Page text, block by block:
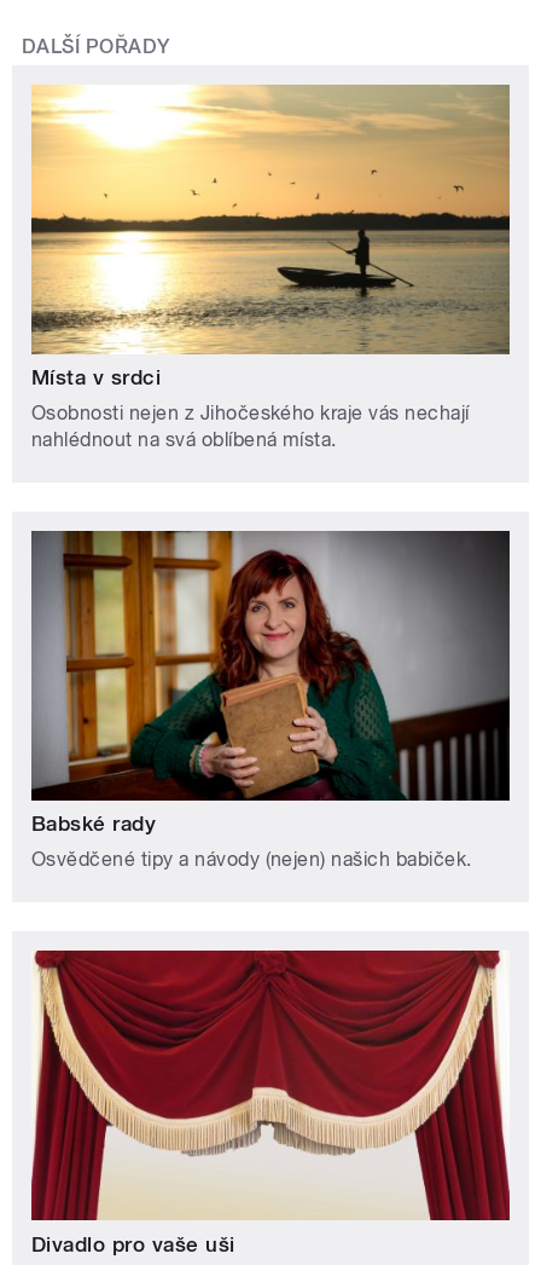
DALŠÍ POŘADY
Místa v srdci
Osobnosti nejen z Jihočeského kraje vás nechají
nahlédnout na svá oblíbená místa.
Babské rady
Osvědčené tipy a návody (nejen) našich babiček.
Divadlo pro vaše uši